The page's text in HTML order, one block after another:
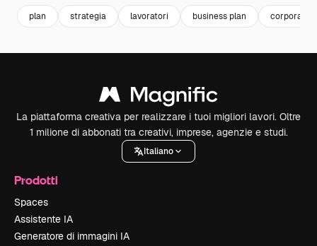
plan strategia lavoratori business plan corporate
La piattaforma creativa per realizzare i tuoi migliori lavori. Oltre
1 milione di abbonati tra creativi, imprese, agenzie e studi.
Italiano
Prodotti
Spaces
Assistente IA
Generatore di immagini IA